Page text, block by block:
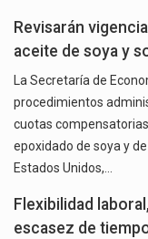
Revisarán
aceite de soya y
La Secretaría de
procedimientos
cuotas
epoxidado de soya y
Estados Unidos,…
Flexibilidad
escasez de